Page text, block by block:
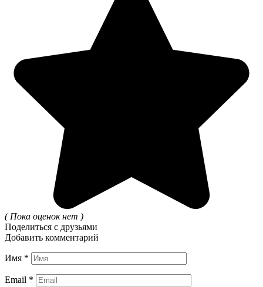
( Пока оценок нет )
Поделиться с друзьями
Добавить комментарий
Имя *
Email *